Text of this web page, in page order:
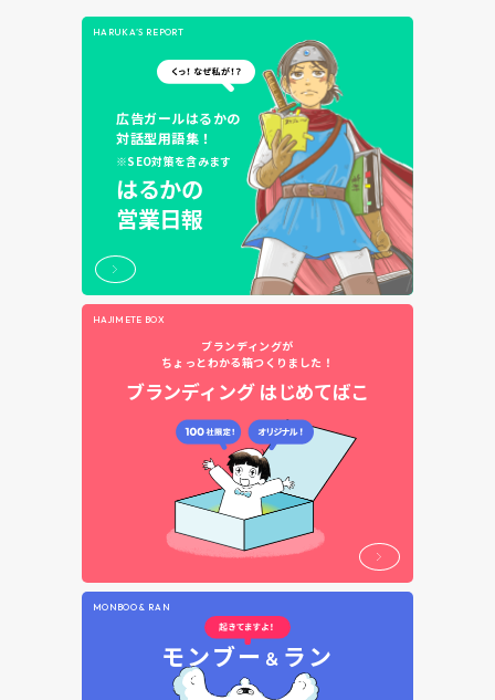
HARUKA’S REPORT
広告ガールはるかの
対話型用語集！
※SEO対策を含みます
はるかの
営業日報
HAJIMETE BOX
ブランディングが
ちょっとわかる箱つくりました！
ブランディング はじめてばこ
MONBOO & RAN
モンブー ＆ ラン